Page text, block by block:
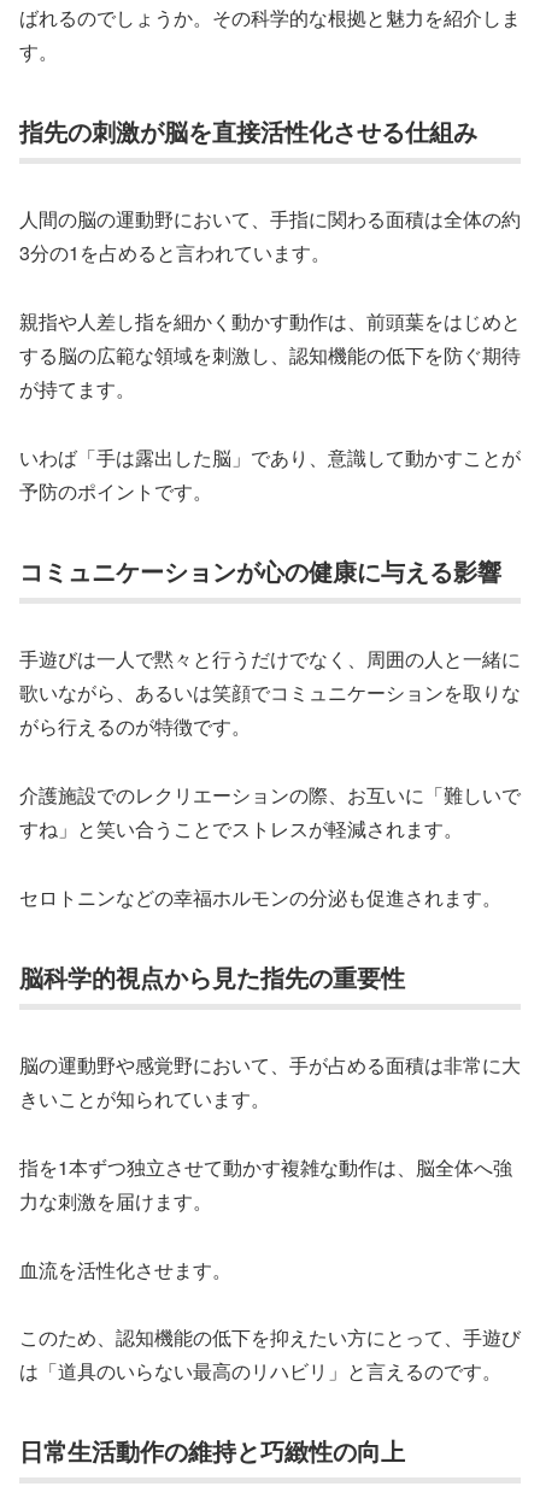
ばれるのでしょうか。その科学的な根拠と魅力を紹介しま
す。
指先の刺激が脳を直接活性化させる仕組み
人間の脳の運動野において、手指に関わる面積は全体の約
3分の1を占めると言われています。
親指や人差し指を細かく動かす動作は、前頭葉をはじめと
する脳の広範な領域を刺激し、認知機能の低下を防ぐ期待
が持てます。
いわば「手は露出した脳」であり、意識して動かすことが
予防のポイントです。
コミュニケーションが心の健康に与える影響
手遊びは一人で黙々と行うだけでなく、周囲の人と一緒に
歌いながら、あるいは笑顔でコミュニケーションを取りな
がら行えるのが特徴です。
介護施設でのレクリエーションの際、お互いに「難しいで
すね」と笑い合うことでストレスが軽減されます。
セロトニンなどの幸福ホルモンの分泌も促進されます。
脳科学的視点から見た指先の重要性
脳の運動野や感覚野において、手が占める面積は非常に大
きいことが知られています。
指を1本ずつ独立させて動かす複雑な動作は、脳全体へ強
力な刺激を届けます。
血流を活性化させます。
このため、認知機能の低下を抑えたい方にとって、手遊び
は「道具のいらない最高のリハビリ」と言えるのです。
日常生活動作の維持と巧緻性の向上